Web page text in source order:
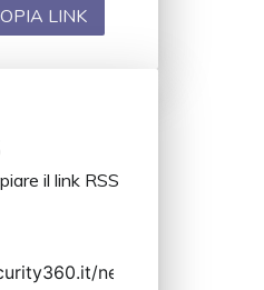
LINK
il link RSS